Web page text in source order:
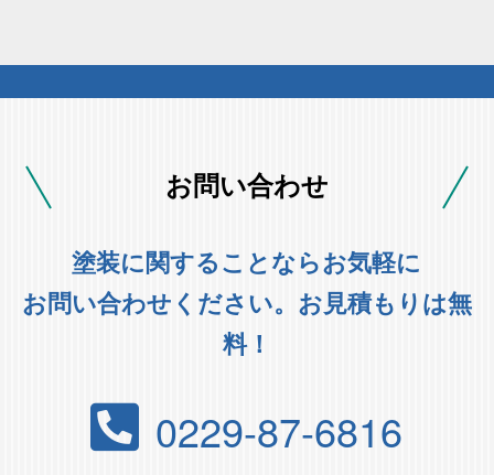
お問い合わせ
塗装に関することならお気軽に
お問い合わせください。お見積もりは無
料！
0229-87-6816